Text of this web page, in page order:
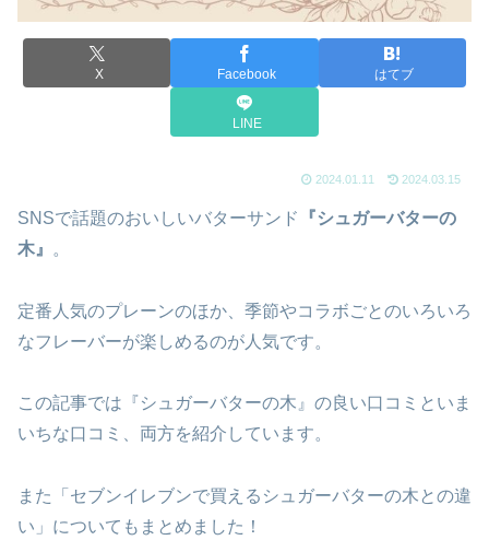
X Facebook はてブ
LINE
2024.01.11 2024.03.15
SNSで話題のおいしいバターサンド
『シュガーバターの
木』
。
定番人気のプレーンのほか、季節やコラボごとのいろいろ
なフレーバーが楽しめるのが人気です。
この記事では『シュガーバターの木』の良い口コミといま
いちな口コミ、両方を紹介しています。
また「セブンイレブンで買えるシュガーバターの木との違
い」についてもまとめました！